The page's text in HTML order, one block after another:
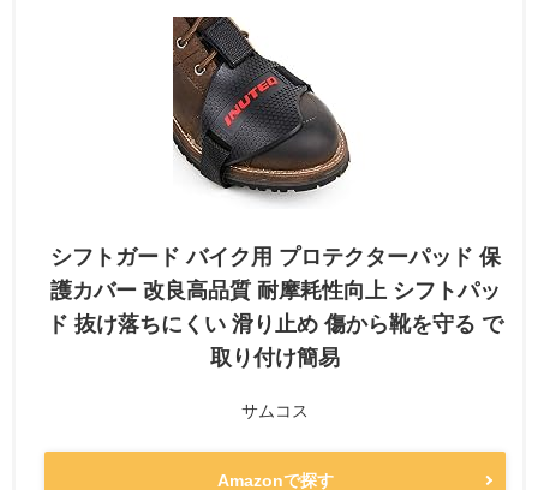
シフトガード バイク用 プロテクターパッド 保
護カバー 改良高品質 耐摩耗性向上 シフトパッ
ド 抜け落ちにくい 滑り止め 傷から靴を守る で
取り付け簡易
サムコス
Amazonで探す